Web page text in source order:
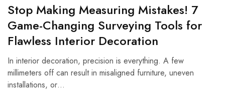
Stop Making Measuring Mistakes! 7
Game-Changing Surveying Tools for
Flawless Interior Decoration
In interior decoration, precision is everything. A few
millimeters off can result in misaligned furniture, uneven
installations, or…